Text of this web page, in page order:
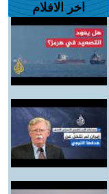
اخر الافلام